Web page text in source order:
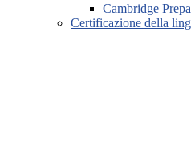
Cambridge
Certificazione della